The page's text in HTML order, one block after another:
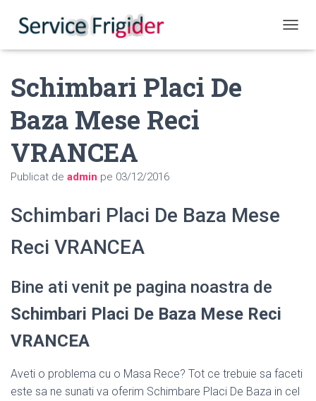
Schimbari Placi De
Baza Mese Reci
VRANCEA
Publicat de admin pe 03/12/2016
Schimbari Placi De Baza Mese
Reci VRANCEA
Bine ati venit pe pagina noastra de
Schimbari Placi De Baza Mese Reci
VRANCEA
Aveti o problema cu o Masa Rece? Tot ce trebuie sa faceti
este sa ne sunati va oferim Schimbare Placi De Baza in cel